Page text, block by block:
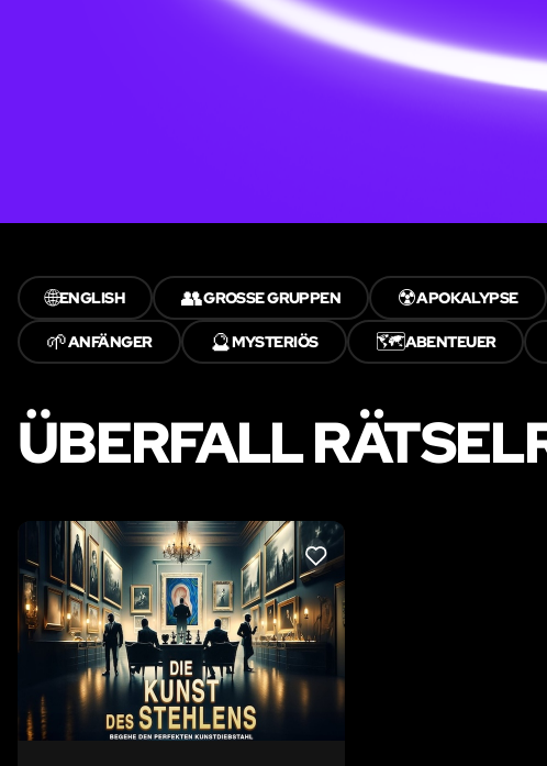
🌐ENGLISH 👥GROSSE GRUPPEN ☢️APOKALYPSE
🌱ANFÄNGER 🔮MYSTERIÖS 🗺️ABENTEUER
ÜBERFALL
LIKE